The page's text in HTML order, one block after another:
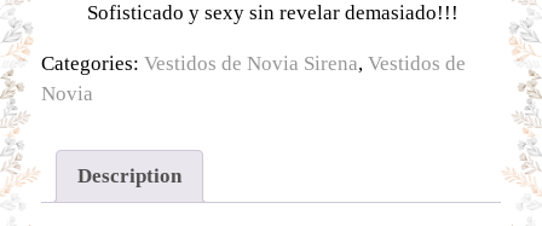
Sofisticado y sexy sin revelar demasiado!!!
Categories: Vestidos de Novia Sirena, Vestidos de
Novia
Description